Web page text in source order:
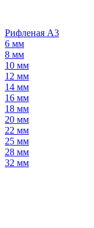
Рифленая А3
6 мм
8 мм
10 мм
12 мм
14 мм
16 мм
18 мм
20 мм
22 мм
25 мм
28 мм
32 мм